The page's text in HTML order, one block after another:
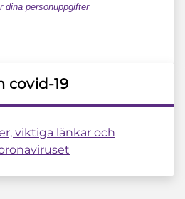
dina personuppgifter
covid-19
viktiga länkar och